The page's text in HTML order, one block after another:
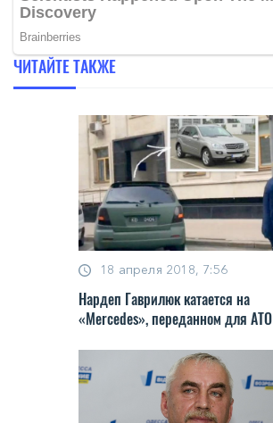
ЧИТАЙТЕ ТАКЖЕ
18 апреля 2018, 7:56
Нардеп Гаврилюк катается на
«Mercedes», переданном для АТО